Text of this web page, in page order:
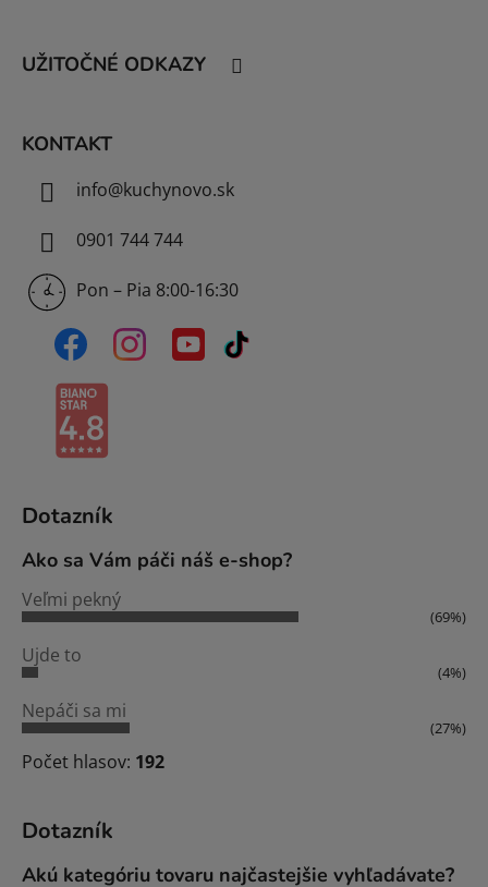
UŽITOČNÉ ODKAZY
KONTAKT
info@kuchynovo.sk
0901 744 744
Pon – Pia 8:00-16:30
Dotazník
Ako sa Vám páči náš e-shop?
Veľmi pekný
(69%)
Ujde to
(4%)
Nepáči sa mi
(27%)
Počet hlasov: 192
Dotazník
Akú kategóriu tovaru najčastejšie vyhľadávate?